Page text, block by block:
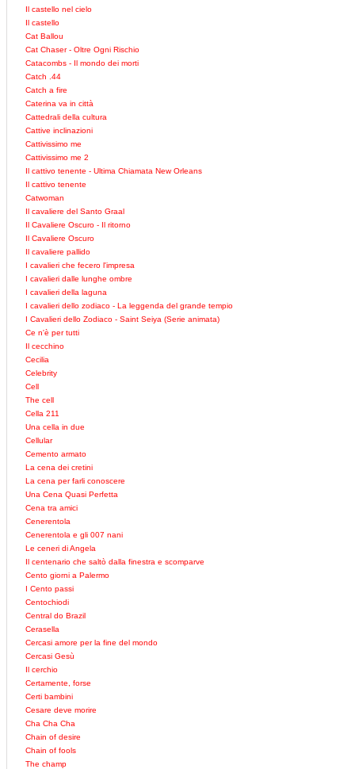
Il castello nel cielo
Il castello
Cat Ballou
Cat Chaser - Oltre Ogni Rischio
Catacombs - Il mondo dei morti
Catch .44
Catch a fire
Caterina va in città
Cattedrali della cultura
Cattive inclinazioni
Cattivissimo me
Cattivissimo me 2
Il cattivo tenente - Ultima Chiamata New Orleans
Il cattivo tenente
Catwoman
Il cavaliere del Santo Graal
Il Cavaliere Oscuro - Il ritorno
Il Cavaliere Oscuro
Il cavaliere pallido
I cavalieri che fecero l'impresa
I cavalieri dalle lunghe ombre
I cavalieri della laguna
I cavalieri dello zodiaco - La leggenda del grande tempio
I Cavalieri dello Zodiaco - Saint Seiya (Serie animata)
Ce n'è per tutti
Il cecchino
Cecilia
Celebrity
Cell
The cell
Cella 211
Una cella in due
Cellular
Cemento armato
La cena dei cretini
La cena per farli conoscere
Una Cena Quasi Perfetta
Cena tra amici
Cenerentola
Cenerentola e gli 007 nani
Le ceneri di Angela
Il centenario che saltò dalla finestra e scomparve
Cento giorni a Palermo
I Cento passi
Centochiodi
Central do Brazil
Cerasella
Cercasi amore per la fine del mondo
Cercasi Gesù
Il cerchio
Certamente, forse
Certi bambini
Cesare deve morire
Cha Cha Cha
Chain of desire
Chain of fools
The champ